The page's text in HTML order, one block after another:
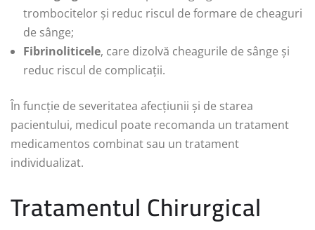
trombocitelor și reduc riscul de formare de cheaguri
de sânge;
Fibrinoliticele, care dizolvă cheagurile de sânge și
reduc riscul de complicații.
În funcție de severitatea afecțiunii și de starea
pacientului, medicul poate recomanda un tratament
medicamentos combinat sau un tratament
individualizat.
Tratamentul Chirurgical